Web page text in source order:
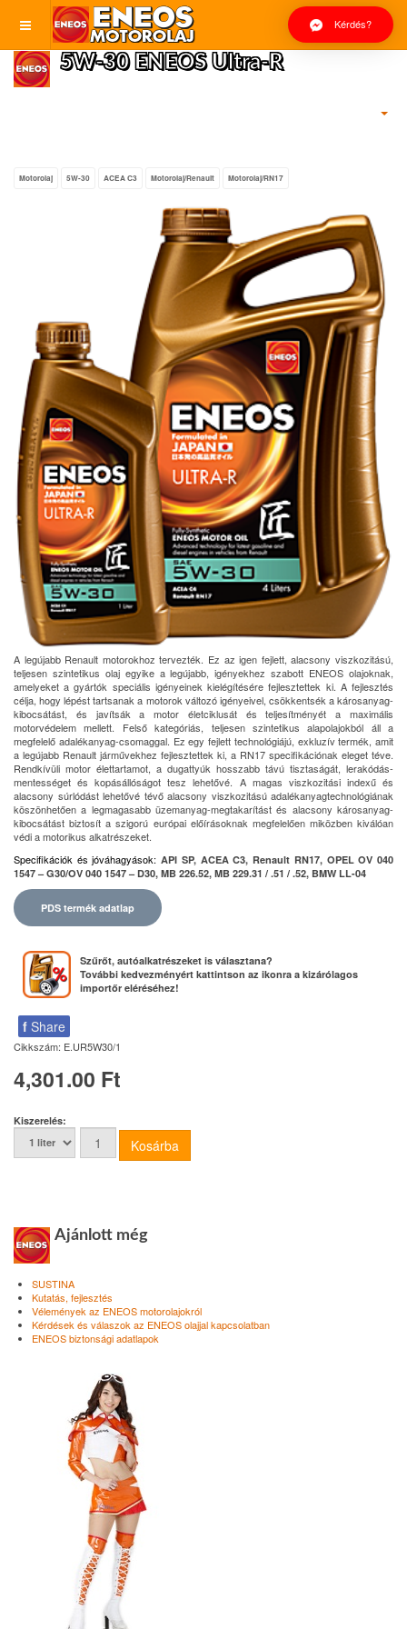
Kérdés?
5W-30 ENEOS Ultra-R
Motorolaj 5W-30 ACEA C3 Motorolaj/Renault Motorolaj/RN17
A legújabb Renault motorokhoz tervezték. Ez az igen fejlett, alacsony viszkozitású,
teljesen szintetikus olaj egyike a legújabb, igényekhez szabott ENEOS olajoknak,
amelyeket a gyártók speciális igényeinek kielégítésére fejlesztettek ki. A fejlesztés
célja, hogy lépést tartsanak a motorok változó igényeivel, csökkentsék a károsanyag-
kibocsátást, és javítsák a motor életciklusát és teljesítményét a maximális
motorvédelem mellett. Felső kategóriás, teljesen szintetikus alapolajokból áll a
megfelelő adalékanyag-csomaggal. Ez egy fejlett technológiájú, exkluzív termék, amit
a legújabb Renault járművekhez fejlesztettek ki, a RN17 specifikációnak eleget téve.
Rendkívüli motor élettartamot, a dugattyúk hosszabb távú tisztaságát, lerakódás-
mentességet és kopásállóságot tesz lehetővé. A magas viszkozitási indexű és
alacsony súrlódást lehetővé tévő alacsony viszkozitású adalékanyagtechnológiának
köszönhetően a legmagasabb üzemanyag-megtakarítást és alacsony károsanyag-
kibocsátást biztosít a szigorú európai előírásoknak megfelelően miközben kiválóan
védi a motorikus alkatrészeket.
Specifikációk és jóváhagyások: API SP, ACEA C3, Renault RN17, OPEL OV 040
1547 – G30/OV 040 1547 – D30, MB 226.52, MB 229.31 / .51 / .52, BMW LL-04
PDS termék adatlap
Szűrőt, autóalkatrészeket is választana?
További kedvezményért kattintson az ikonra a kizárólagos
importőr eléréséhez!
f Share
Cikkszám: E.UR5W30/1
4,301.00 Ft
Kiszerelés:
Ajánlott még
SUSTINA
Kutatás, fejlesztés
Vélemények az ENEOS motorolajokról
Kérdések és válaszok az ENEOS olajjal kapcsolatban
ENEOS biztonsági adatlapok